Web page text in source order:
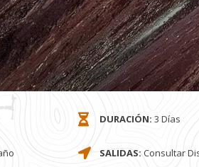
DURACIÓN: 3 Días
SALIDAS: Consultar